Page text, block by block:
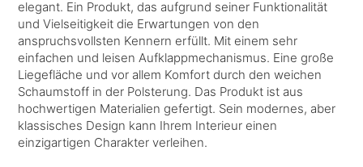
elegant. Ein Produkt, das aufgrund seiner Funktionalität
und Vielseitigkeit die Erwartungen von den
anspruchsvollsten Kennern erfüllt. Mit einem sehr
einfachen und leisen Aufklappmechanismus. Eine große
Liegefläche und vor allem Komfort durch den weichen
Schaumstoff in der Polsterung. Das Produkt ist aus
hochwertigen Materialien gefertigt. Sein modernes, aber
klassisches Design kann Ihrem Interieur einen
einzigartigen Charakter verleihen.